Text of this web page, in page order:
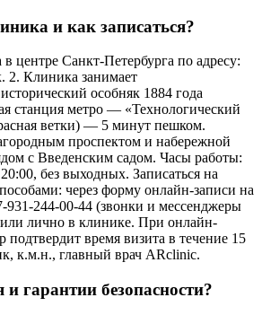
и как записаться?
центре Санкт-Петербурга по адресу:
2. Клиника занимает
особняк 1884 года
станция метро — «Технологический
ветки) — 5 минут пешком.
проспектом и набережной
с Введенским садом. Часы работы:
без выходных. Записаться на
через форму онлайн-записи на
931-244-00-44 (звонки и мессенджеры
лично в клинике. При онлайн-
подтвердит время визита в течение 15
к.м.н., главный врач ARclinic.
гарантии безопасности?